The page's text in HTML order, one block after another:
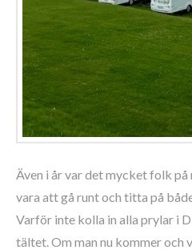
Även i år var det mycket folk på
vara att gå runt och titta på
Varför inte kolla in alla prylar i
tältet. Om man nu kommer och